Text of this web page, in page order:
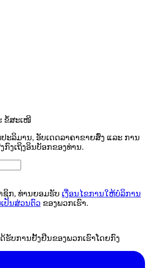
ຂໍ້ສະເໜີ
ະລິມານ, ອັບເດດລາຄາຂາຍສົ່ງ ແລະ ການ
ງເຖິງອິນບັອກຂອງທ່ານ.
ກ, ທ່ານຍອມຮັບ ເງື່ອນໄຂການໃຫ້ບໍລິການ
ປັນສ່ວນຕົວ ຂອງພວກເຮົາ.
ຮັບການຢັ້ງຢືນຂອງພວກເຮົາໂດຍກົງ